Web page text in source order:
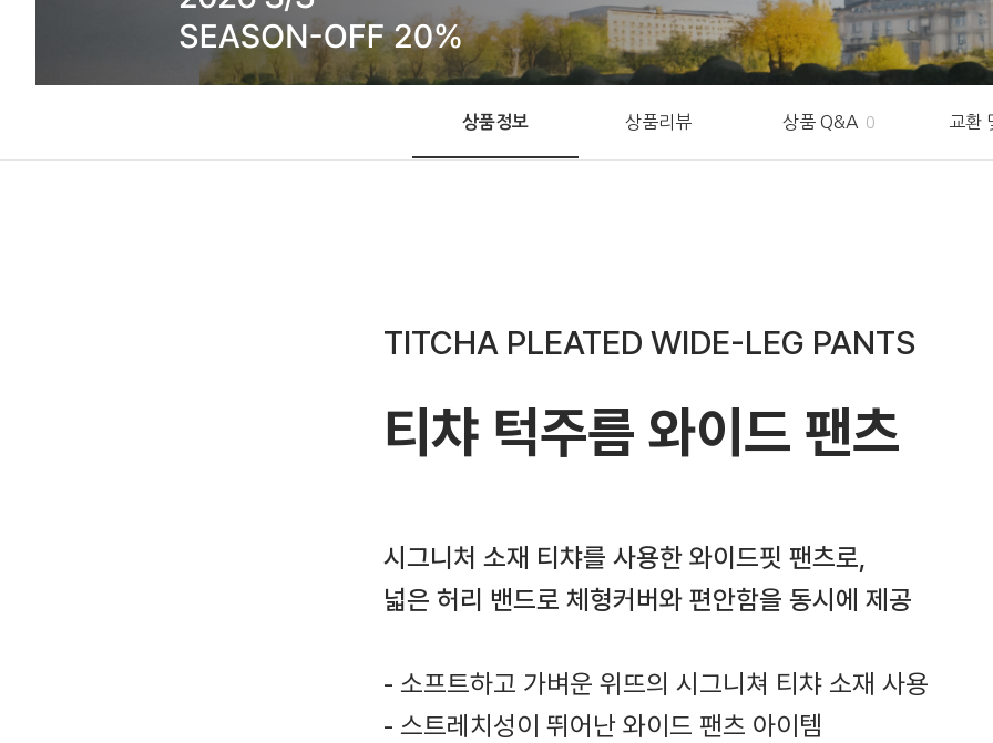
상품정보 상품리뷰 상품 Q&A 0 교환
TITCHA PLEATED WIDE-LEG PANTS
티챠 턱주름 와이드 팬츠
시그니처 소재 티챠를 사용한 와이드핏 팬츠로,
넓은 허리 밴드로 체형커버와 편안함을 동시에 제공
- 소프트하고 가벼운 위뜨의 시그니쳐 티챠 소재 사용
- 스트레치성이 뛰어난 와이드 팬츠 아이템